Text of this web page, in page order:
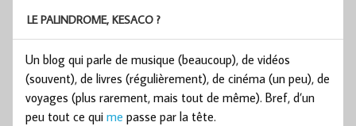
LE PALINDROME, KESACO ?
Un blog qui parle de musique (beaucoup), de vidéos
(souvent), de livres (régulièrement), de cinéma (un peu), de
voyages (plus rarement, mais tout de même). Bref, d’un
peu tout ce qui me passe par la tête.